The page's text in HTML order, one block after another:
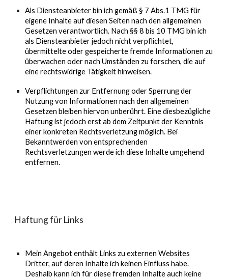
Als Diensteanbieter bin ich gemäß § 7 Abs.1 TMG für
eigene Inhalte auf diesen Seiten nach den allgemeinen
Gesetzen verantwortlich. Nach §§ 8 bis 10 TMG bin ich
als Diensteanbieter jedoch nicht verpflichtet,
übermittelte oder gespeicherte fremde Informationen zu
überwachen oder nach Umständen zu forschen, die auf
eine rechtswidrige Tätigkeit hinweisen.
Verpflichtungen zur Entfernung oder Sperrung der
Nutzung von Informationen nach den allgemeinen
Gesetzen bleiben hiervon unberührt. Eine diesbezügliche
Haftung ist jedoch erst ab dem Zeitpunkt der Kenntnis
einer konkreten Rechtsverletzung möglich. Bei
Bekanntwerden von entsprechenden
Rechtsverletzungen werde ich diese Inhalte umgehend
entfernen.
Haftung für Links
Mein Angebot enthält Links zu externen Websites
Dritter, auf deren Inhalte ich keinen Einfluss habe.
Deshalb kann ich für diese fremden Inhalte auch keine